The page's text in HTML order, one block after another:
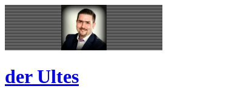
Skip
to
content
Open
Sidebar
der Ultes